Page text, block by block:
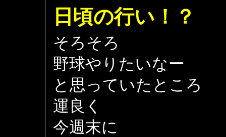
日頃の行い！？
そろそろ
野球やりたいなー
と思っていたところ
運良く
今週末に